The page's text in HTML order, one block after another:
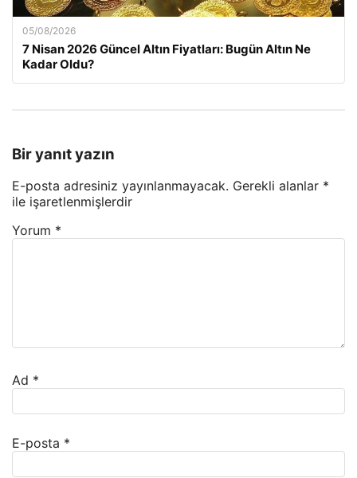
05/08/2026
7 Nisan 2026 Güncel Altın Fiyatları: Bugün Altın Ne
Kadar Oldu?
Bir yanıt yazın
E-posta adresiniz yayınlanmayacak. Gerekli alanlar *
ile işaretlenmişlerdir
Yorum *
Ad *
E-posta *